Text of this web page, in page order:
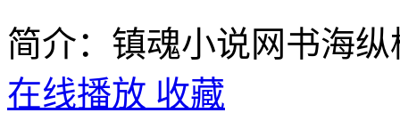
简介：镇魂小说网书海
在线播放 收藏